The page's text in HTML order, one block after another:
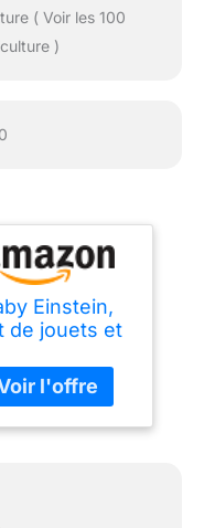
( Voir les 100
)
Einstein,
de jouets et
pour le
formes et